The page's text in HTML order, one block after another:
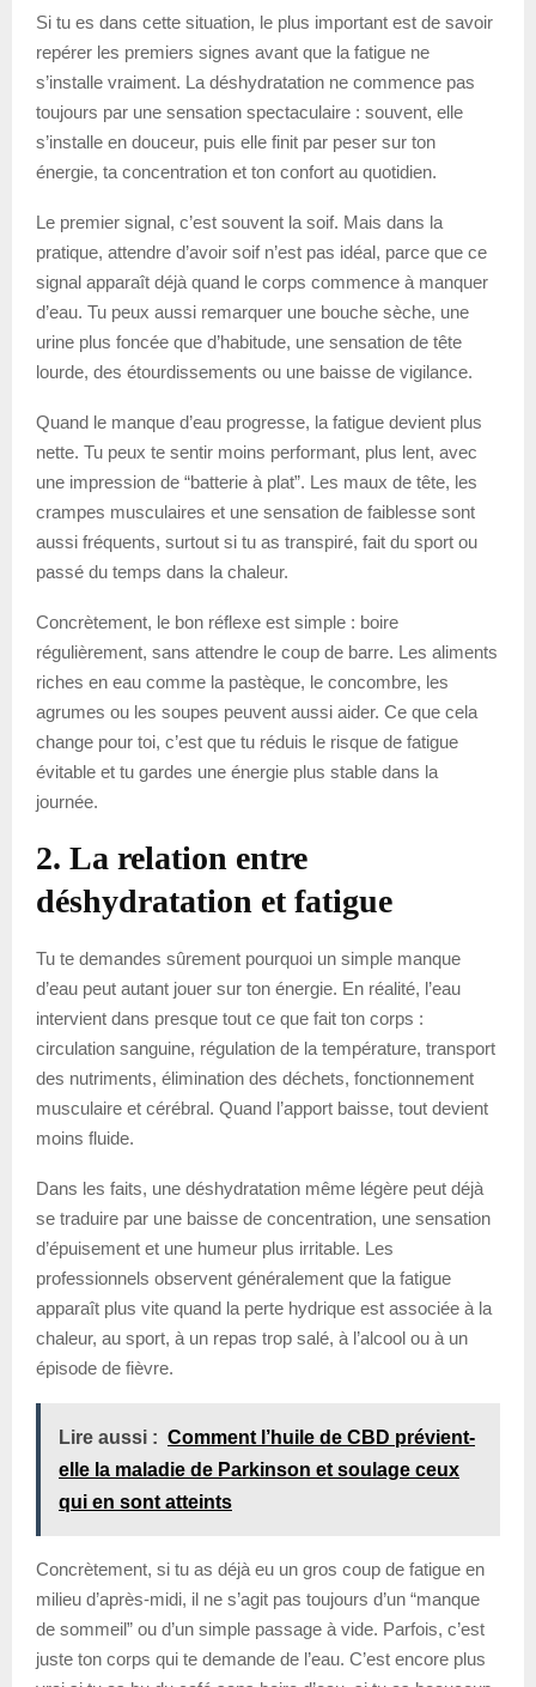
Si tu es dans cette situation, le plus important est de savoir
repérer les premiers signes avant que la fatigue ne
s’installe vraiment. La déshydratation ne commence pas
toujours par une sensation spectaculaire : souvent, elle
s’installe en douceur, puis elle finit par peser sur ton
énergie, ta concentration et ton confort au quotidien.
Le premier signal, c’est souvent la soif. Mais dans la
pratique, attendre d’avoir soif n’est pas idéal, parce que ce
signal apparaît déjà quand le corps commence à manquer
d’eau. Tu peux aussi remarquer une bouche sèche, une
urine plus foncée que d’habitude, une sensation de tête
lourde, des étourdissements ou une baisse de vigilance.
Quand le manque d’eau progresse, la fatigue devient plus
nette. Tu peux te sentir moins performant, plus lent, avec
une impression de “batterie à plat”. Les maux de tête, les
crampes musculaires et une sensation de faiblesse sont
aussi fréquents, surtout si tu as transpiré, fait du sport ou
passé du temps dans la chaleur.
Concrètement, le bon réflexe est simple : boire
régulièrement, sans attendre le coup de barre. Les aliments
riches en eau comme la pastèque, le concombre, les
agrumes ou les soupes peuvent aussi aider. Ce que cela
change pour toi, c’est que tu réduis le risque de fatigue
évitable et tu gardes une énergie plus stable dans la
journée.
2. La relation entre
déshydratation et fatigue
Tu te demandes sûrement pourquoi un simple manque
d’eau peut autant jouer sur ton énergie. En réalité, l’eau
intervient dans presque tout ce que fait ton corps :
circulation sanguine, régulation de la température, transport
des nutriments, élimination des déchets, fonctionnement
musculaire et cérébral. Quand l’apport baisse, tout devient
moins fluide.
Dans les faits, une déshydratation même légère peut déjà
se traduire par une baisse de concentration, une sensation
d’épuisement et une humeur plus irritable. Les
professionnels observent généralement que la fatigue
apparaît plus vite quand la perte hydrique est associée à la
chaleur, au sport, à un repas trop salé, à l’alcool ou à un
épisode de fièvre.
Lire aussi : Comment l’huile de CBD prévient-
elle la maladie de Parkinson et soulage ceux
qui en sont atteints
Concrètement, si tu as déjà eu un gros coup de fatigue en
milieu d’après-midi, il ne s’agit pas toujours d’un “manque
de sommeil” ou d’un simple passage à vide. Parfois, c’est
juste ton corps qui te demande de l’eau. C’est encore plus